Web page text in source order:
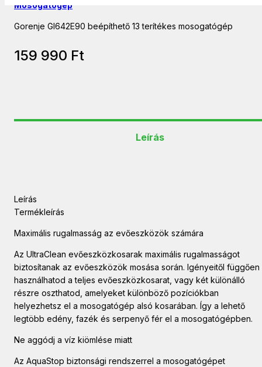
Mosogatógép
Gorenje GI642E90 beépíthető 13 terítékes mosogatógép
159 990 Ft
Leírás
Leírás
Termékleírás
Maximális rugalmasság az evőeszközök számára
Az UltraClean evőeszközkosarak maximális rugalmasságot
biztosítanak az evőeszközök mosása során. Igényeitől függően
használhatod a teljes evőeszközkosarat, vagy két különálló
részre oszthatod, amelyeket különböző pozíciókban
helyezhetsz el a mosogatógép alsó kosarában. Így a lehető
legtöbb edény, fazék és serpenyő fér el a mosogatógépben.
Ne aggódj a víz kiömlése miatt
Az AquaStop biztonsági rendszerrel a mosogatógépet